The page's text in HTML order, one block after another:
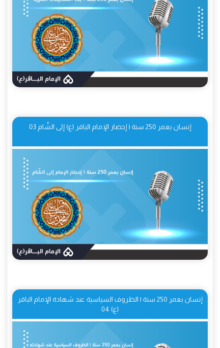
إنسان بعمر 250 سنة | إحضار الإمام الباقر (ع) إلى الشّام 03
إنسان بعمر 250 سنة | الظروف السياسية عند شهادة الإمام الباقر
(ع) 04